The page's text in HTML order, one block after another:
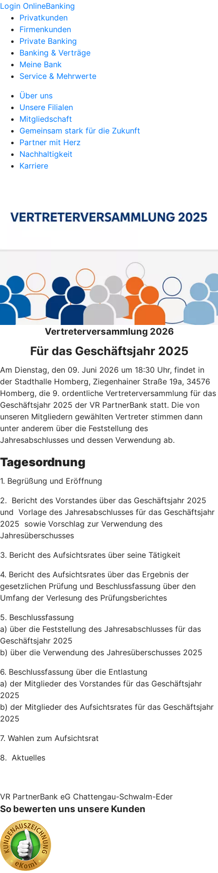
Login OnlineBanking
Privatkunden
Firmenkunden
Private Banking
Banking & Verträge
Meine Bank
Service & Mehrwerte
Über uns
Unsere Filialen
Mitgliedschaft
Gemeinsam stark für die Zukunft
Partner mit Herz
Nachhaltigkeit
Karriere
Vertreterversammlung 2026
Für das Geschäftsjahr 2025
Am Dienstag, den 09. Juni 2026 um 18:30 Uhr, findet in
der Stadthalle Homberg, Ziegenhainer Straße 19a, 34576
Homberg, die 9. ordentliche Vertreterversammlung für das
Geschäftsjahr 2025 der VR PartnerBank statt. Die von
unseren Mitgliedern gewählten Vertreter stimmen dann
unter anderem über die Feststellung des
Jahresabschlusses und dessen Verwendung ab.
Tagesordnung
1. Begrüßung und Eröffnung
2. Bericht des Vorstandes über das Geschäftsjahr 2025
und Vorlage des Jahresabschlusses für das Geschäftsjahr
2025 sowie Vorschlag zur Verwendung des
Jahresüberschusses
3. Bericht des Aufsichtsrates über seine Tätigkeit
4. Bericht des Aufsichtsrates über das Ergebnis der
gesetzlichen Prüfung und Beschlussfassung über den
Umfang der Verlesung des Prüfungsberichtes
5. Beschlussfassung
a) über die Feststellung des Jahresabschlusses für das
Geschäftsjahr 2025
b) über die Verwendung des Jahresüberschusses 2025
6. Beschlussfassung über die Entlastung
a) der Mitglieder des Vorstandes für das Geschäftsjahr
2025
b) der Mitglieder des Aufsichtsrates für das Geschäftsjahr
2025
7. Wahlen zum Aufsichtsrat
8. Aktuelles
VR PartnerBank eG Chattengau-Schwalm-Eder
So bewerten uns unsere Kunden